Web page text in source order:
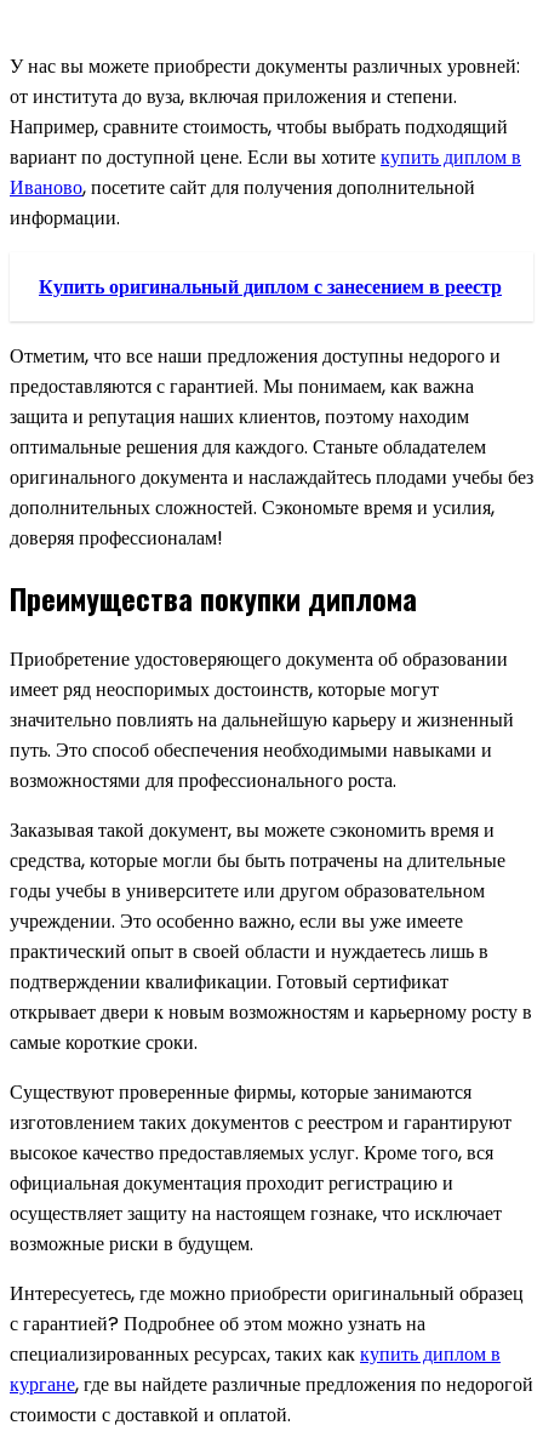
У нас вы можете приобрести документы различных уровней:
от института до вуза, включая приложения и степени.
Например, сравните стоимость, чтобы выбрать подходящий
вариант по доступной цене. Если вы хотитекупить диплом в
Иваново, посетите сайт для получения дополнительной
информации.
Купить оригинальный диплом с занесением в реестр
Отметим, что все наши предложения доступны недорого и
предоставляются с гарантией. Мы понимаем, как важна
защита и репутация наших клиентов, поэтому находим
оптимальные решения для каждого. Станьте обладателем
оригинального документа и наслаждайтесь плодами учебы без
дополнительных сложностей. Сэкономьте время и усилия,
доверяя профессионалам!
Преимущества покупки диплома
Приобретение удостоверяющего документа об образовании
имеет ряд неоспоримых достоинств, которые могут
значительно повлиять на дальнейшую карьеру и жизненный
путь. Это способ обеспечения необходимыми навыками и
возможностями для профессионального роста.
Заказывая такой документ, вы можете сэкономить время и
средства, которые могли бы быть потрачены на длительные
годы учебы в университете или другом образовательном
учреждении. Это особенно важно, если вы уже имеете
практический опыт в своей области и нуждаетесь лишь в
подтверждении квалификации. Готовый сертификат
открывает двери к новым возможностям и карьерному росту в
самые короткие сроки.
Существуют проверенные фирмы, которые занимаются
изготовлением таких документов с реестром и гарантируют
высокое качество предоставляемых услуг. Кроме того, вся
официальная документация проходит регистрацию и
осуществляет защиту на настоящем гознаке, что исключает
возможные риски в будущем.
Интересуетесь, где можно приобрести оригинальный образец
с гарантией? Подробнее об этом можно узнать на
специализированных ресурсах, таких каккупить диплом в
кургане, где вы найдете различные предложения по недорогой
стоимости с доставкой и оплатой.